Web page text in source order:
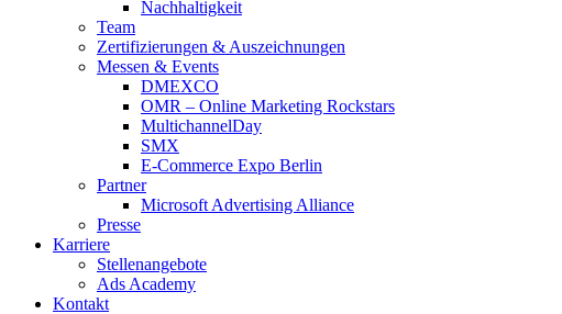
Nachhaltigkeit
Team
Zertifizierungen & Auszeichnungen
Messen & Events
DMEXCO
OMR – Online Marketing Rockstars
MultichannelDay
SMX
E-Commerce Expo Berlin
Partner
Microsoft Advertising Alliance
Presse
Karriere
Stellenangebote
Ads Academy
Kontakt